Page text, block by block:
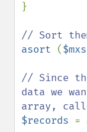
}
asort ($mxs
// Since
data we
$records =